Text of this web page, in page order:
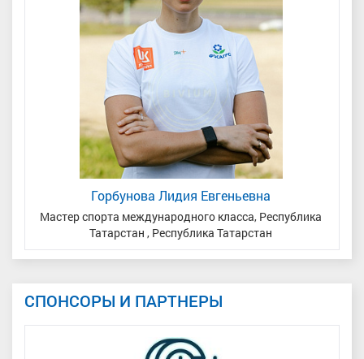
Горбунова Лидия Евгеньевна
Мастер спорта международного класса, Республика
Татарстан , Республика Татарстан
СПОНСОРЫ И ПАРТНЕРЫ